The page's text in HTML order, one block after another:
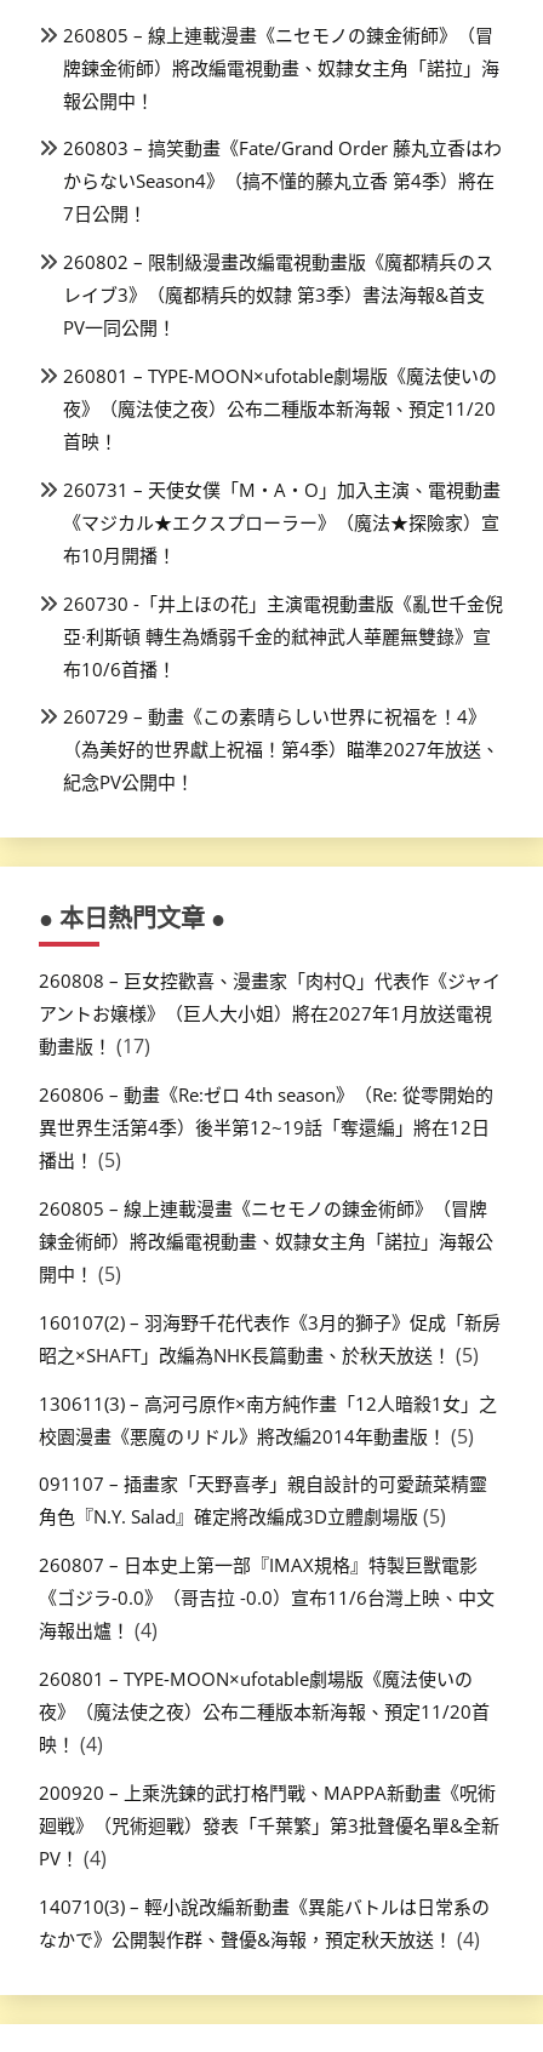
260805 – 線上連載漫畫《ニセモノの錬金術師》（冒
牌鍊金術師）將改編電視動畫、奴隸女主角「諾拉」海
報公開中！
260803 – 搞笑動畫《Fate/Grand Order 藤丸立香はわ
からないSeason4》（搞不懂的藤丸立香 第4季）將在
7日公開！
260802 – 限制級漫畫改編電視動畫版《魔都精兵のス
レイブ3》（魔都精兵的奴隸 第3季）書法海報&首支
PV一同公開！
260801 – TYPE-MOON×ufotable劇場版《魔法使いの
夜》（魔法使之夜）公布二種版本新海報、預定11/20
首映！
260731 – 天使女僕「M・A・O」加入主演、電視動畫
《マジカル★エクスプローラー》（魔法★探險家）宣
布10月開播！
260730 -「井上ほの花」主演電視動畫版《亂世千金倪
亞·利斯頓 轉生為嬌弱千金的弒神武人華麗無雙錄》宣
布10/6首播！
260729 – 動畫《この素晴らしい世界に祝福を！4》
（為美好的世界獻上祝福！第4季）瞄準2027年放送、
紀念PV公開中！
● 本日熱門文章 ●
260808 – 巨女控歡喜、漫畫家「肉村Q」代表作《ジャイ
アントお嬢様》（巨人大小姐）將在2027年1月放送電視
動畫版！ (17)
260806 – 動畫《Re:ゼロ 4th season》（Re: 從零開始的
異世界生活第4季）後半第12~19話「奪還編」將在12日
播出！ (5)
260805 – 線上連載漫畫《ニセモノの錬金術師》（冒牌
鍊金術師）將改編電視動畫、奴隸女主角「諾拉」海報公
開中！ (5)
160107(2) – 羽海野千花代表作《3月的獅子》促成「新房
昭之×SHAFT」改編為NHK長篇動畫、於秋天放送！ (5)
130611(3) – 高河弓原作×南方純作畫「12人暗殺1女」之
校園漫畫《悪魔のリドル》將改編2014年動畫版！ (5)
091107 – 插畫家「天野喜孝」親自設計的可愛蔬菜精靈
角色『N.Y. Salad』確定將改編成3D立體劇場版 (5)
260807 – 日本史上第一部『IMAX規格』特製巨獸電影
《ゴジラ-0.0》（哥吉拉 -0.0）宣布11/6台灣上映、中文
海報出爐！ (4)
260801 – TYPE-MOON×ufotable劇場版《魔法使いの
夜》（魔法使之夜）公布二種版本新海報、預定11/20首
映！ (4)
200920 – 上乘洗鍊的武打格鬥戰、MAPPA新動畫《呪術
廻戦》（咒術迴戰）發表「千葉繁」第3批聲優名單&全新
PV！ (4)
140710(3) – 輕小說改編新動畫《異能バトルは日常系の
なかで》公開製作群、聲優&海報，預定秋天放送！ (4)